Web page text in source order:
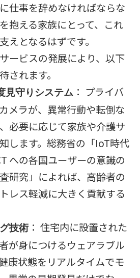
仕事を辞めなければならな
抱える家族にとって、これ
えとなるはずです。
ービスの発展により、以下
されます。
見守りシステム ： プライバ
メラが、異常行動や転倒な
必要に応じて家族や介護サ
します。総務省の「IoT時代
への各国ユーザーの意識の
研究」によれば、高齢者の
レス軽減に大きく貢献する
技術： 住宅内に設置された
が身につけるウェアラブル
康状態をリアルタイムでモ